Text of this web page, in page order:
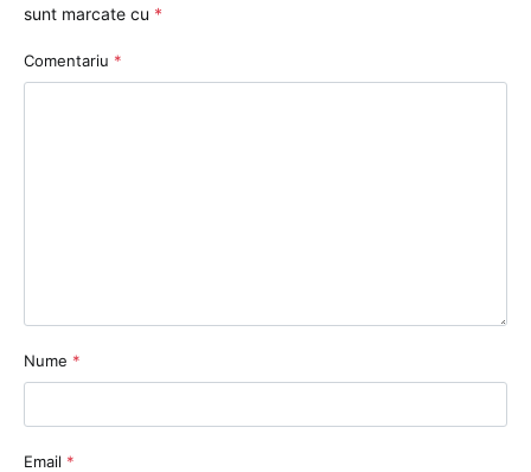
sunt marcate cu *
Comentariu *
Nume *
Email *